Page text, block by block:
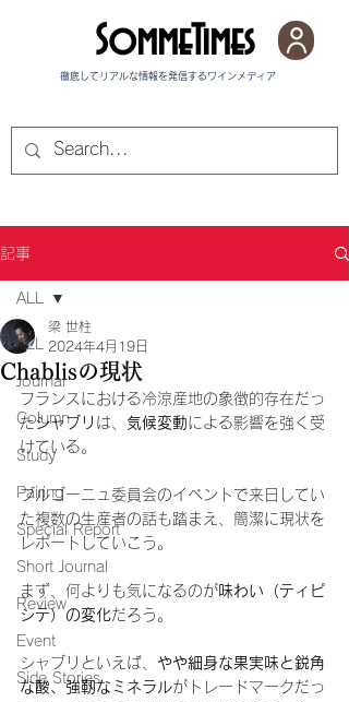
徹底してリアルな情報を発信する​ワインメディア
SommeTimes
記事
ALL
Journal
Column
Study
Pairing
Special Report
Short Journal
Review
Event
Side Stories
ALL
Chablisの現状
梁 世柱
2024年4月19日
フランスにおける冷涼産地の象徴的存在だっ
たシャブリ は、 気候変動による影響を強く受
けている。
ブルゴーニュ委員会のイベントで来日してい
た複数の生産者の話も踏まえ、簡潔に現状を
レポートしていこう。
まず、何よりも気になるのが味わい（ティピ
シテ）の変化だろう。
シャブリといえば、 やや細身な果実味と鋭角
な酸、強靭なミネラルがトレードマークだっ